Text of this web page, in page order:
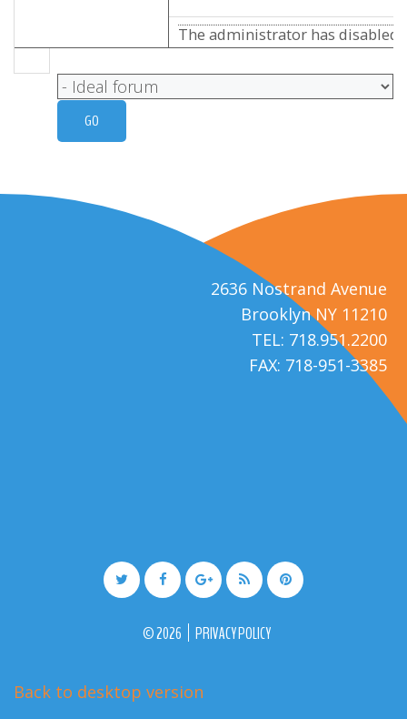
The administrator has disabled
2636 Nostrand Avenue
Brooklyn NY 11210
TEL: 718.951.2200
FAX: 718-951-3385
©2026 PRIVACY POLICY
Back to desktop version